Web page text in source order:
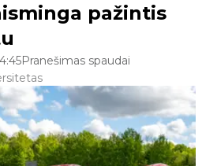
pažintis
Pranešimas spaudai